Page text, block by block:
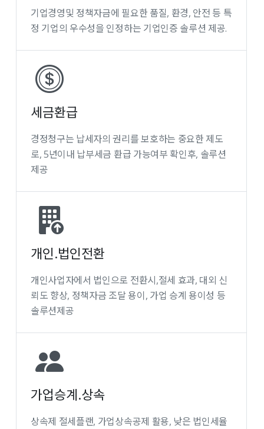
기업경영및 정책자금에 필요한 품질, 환경, 안전 등 특
정 기업의 우수성을 인정하는 기업인증 솔루션 제공.
세금환급
경정청구는 납세자의 권리를 보호하는 중요한 제도
로, 5년이내 납부세금 환급 가능여부 확인후, 솔루션
제공
개인.법인전환
개인사업자에서 법인으로 전환시,절세 효과, 대외 신
뢰도 향상, 정책자금 조달 용이, 가업 승계 용이성 등
솔루션제공
가업승계.상속
상속제 절세플랜, 가업상속공제 활용, 낮은 법인세율